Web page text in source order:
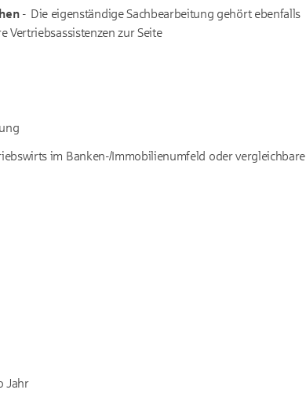
- Die eigenständige Sachbearbeitung gehört ebenfalls
Vertriebsassistenzen zur Seite
im Banken-/Immobilienumfeld oder vergleichbare
Jahr